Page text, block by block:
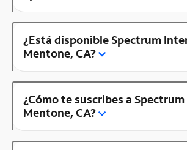
¿Está disponible Spectrum
Mentone, CA?
¿Cómo te suscribes a
Mentone, CA?